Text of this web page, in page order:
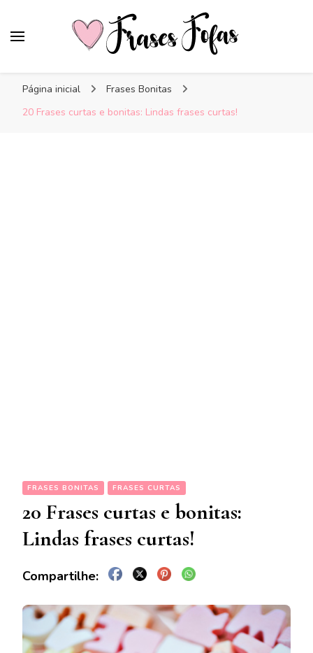
Página inicial
Frases Bonitas
20 Frases curtas e bonitas: Lindas frases curtas!
FRASES BONITAS FRASES CURTAS
20 Frases curtas e bonitas:
Lindas frases curtas!